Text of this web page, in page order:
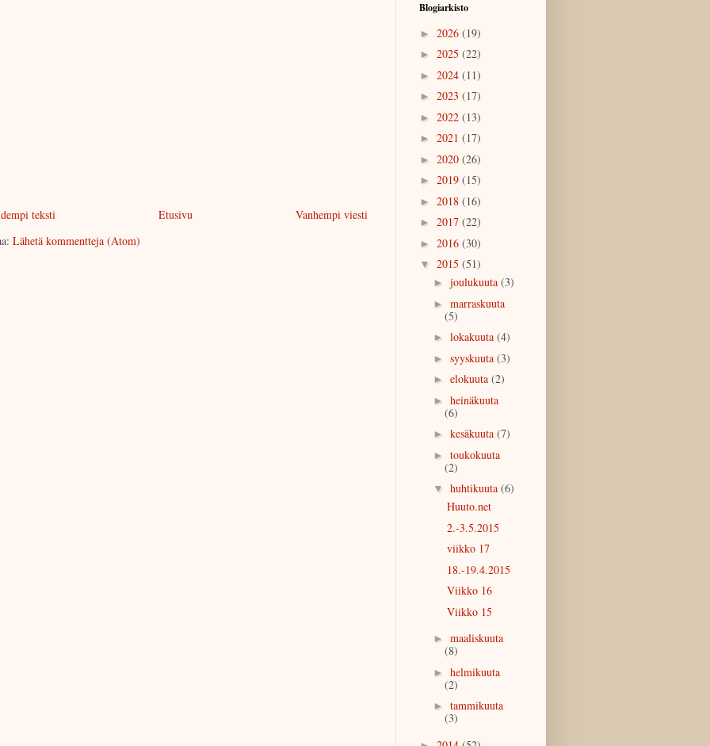
teksti Vanhempi viesti
Etusivu
Lähetä kommentteja (Atom)
Blogiarkisto
► 2026 (19)
► 2025 (22)
► 2024 (11)
► 2023 (17)
► 2022 (13)
► 2021 (17)
► 2020 (26)
► 2019 (15)
► 2018 (16)
► 2017 (22)
► 2016 (30)
▼ 2015 (51)
► joulukuuta (3)
► marraskuuta
(5)
► lokakuuta (4)
► syyskuuta (3)
► elokuuta (2)
► heinäkuuta
(6)
► kesäkuuta (7)
► toukokuuta
(2)
▼ huhtikuuta (6)
Huuto.net
2.-3.5.2015
viikko 17
18.-19.4.2015
Viikko 16
Viikko 15
► maaliskuuta
(8)
► helmikuuta
(2)
► tammikuuta
(3)